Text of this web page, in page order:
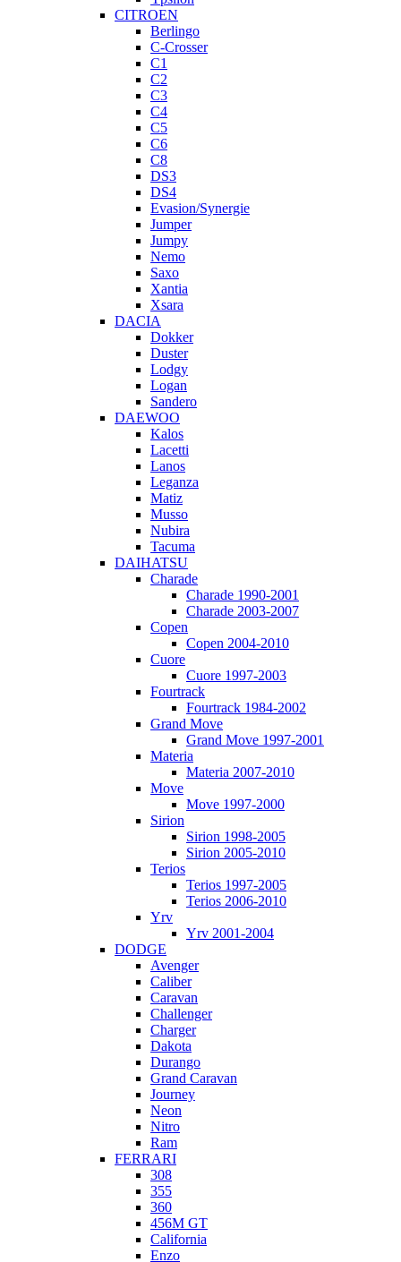
CITROEN
Berlingo
C-Crosser
C1
C2
C3
C4
C5
C6
C8
DS3
DS4
Evasion/Synergie
Jumper
Jumpy
Nemo
Saxo
Xantia
Xsara
DACIA
Dokker
Duster
Lodgy
Logan
Sandero
DAEWOO
Kalos
Lacetti
Lanos
Leganza
Matiz
Musso
Nubira
Tacuma
DAIHATSU
Charade
Charade 1990-2001
Charade 2003-2007
Copen
Copen 2004-2010
Cuore
Cuore 1997-2003
Fourtrack
Fourtrack 1984-2002
Grand Move
Grand Move 1997-2001
Materia
Materia 2007-2010
Move
Move 1997-2000
Sirion
Sirion 1998-2005
Sirion 2005-2010
Terios
Terios 1997-2005
Terios 2006-2010
Yrv
Yrv 2001-2004
DODGE
Avenger
Caliber
Caravan
Challenger
Charger
Dakota
Durango
Grand Caravan
Journey
Neon
Nitro
Ram
FERRARI
308
355
360
456M GT
California
Enzo